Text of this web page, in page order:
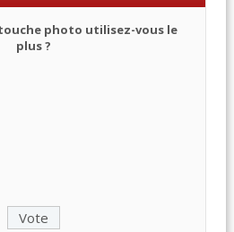
photo utilisez-vous le
plus ?